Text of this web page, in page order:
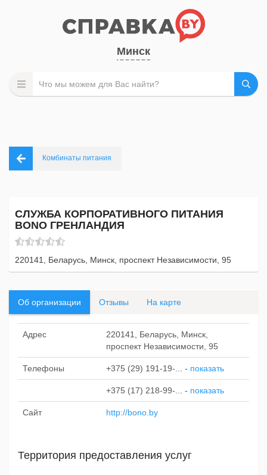
Минск
Комбинаты питания
СЛУЖБА КОРПОРАТИВНОГО ПИТАНИЯ
BONO ГРЕНЛАНДИЯ
220141, Беларусь, Минск, проспект Независимости, 95
Об организации Отзывы На карте
Адрес
220141, Беларусь, Минск,
проспект Независимости, 95
Телефоны +375 (29) 191-19-... - показать
+375 (17) 218-99-... - показать
Сайт http://bono.by
Территория предоставления услуг